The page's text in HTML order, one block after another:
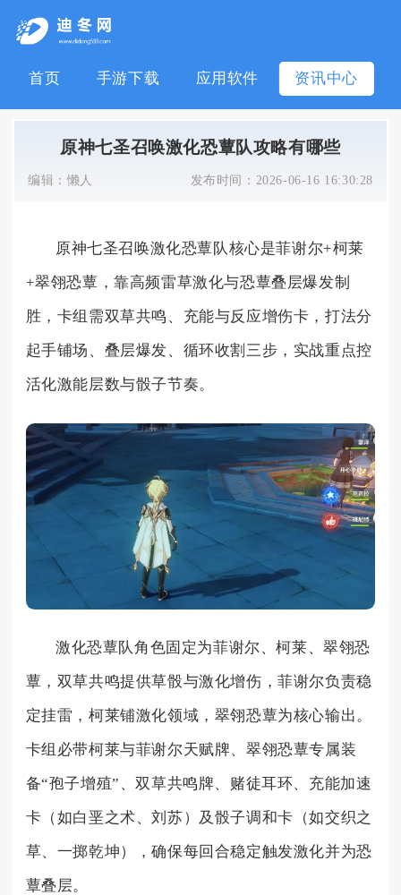
首页 手游下载 应用软件 资讯中心
原神七圣召唤激化恐蕈队攻略有哪些
编辑： 懒人 发布时间： 2026-06-16 16:30:28
原神七圣召唤激化恐蕈队核心是菲谢尔+柯莱
+翠翎恐蕈，靠高频雷草激化与恐蕈叠层爆发制
胜，卡组需双草共鸣、充能与反应增伤卡，打法分
起手铺场、叠层爆发、循环收割三步，实战重点控
活化激能层数与骰子节奏。
激化恐蕈队角色固定为菲谢尔、柯莱、翠翎恐
蕈，双草共鸣提供草骰与激化增伤，菲谢尔负责稳
定挂雷，柯莱铺激化领域，翠翎恐蕈为核心输出。
卡组必带柯莱与菲谢尔天赋牌、翠翎恐蕈专属装
备“孢子增殖”、双草共鸣牌、赌徒耳环、充能加速
卡（如白垩之术、刘苏）及骰子调和卡（如交织之
草、一掷乾坤），确保每回合稳定触发激化并为恐
蕈叠层。